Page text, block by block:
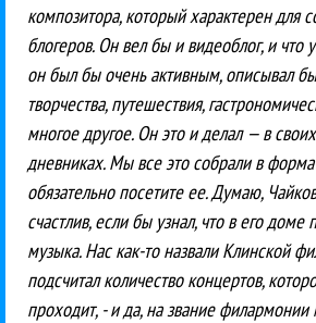
композитора, который характерен для
блогеров. Он вел бы и видеоблог, и что
он был бы очень активным, описывал
творчества, путешествия,
многое другое. Он это и делал — в
дневниках. Мы все это собрали в
обязательно посетите ее. Думаю,
счастлив, если бы узнал, что в его доме
музыка. Нас как-то назвали Клинской
подсчитал количество концертов,
проходит, - и да, на звание